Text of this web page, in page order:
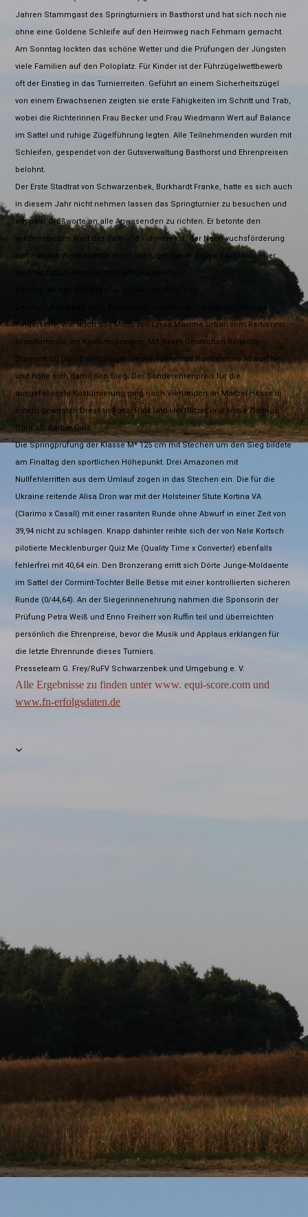
Jahren Stammgast des Springturniers in Basthorst und hat sich noch nie
ohne eine Goldene Schleife auf den Heimweg nach Fehmarn gemacht.
Am Sonntag lockten das schöne Wetter und die Prüfungen der Jüngsten
viele Familien auf den Poloplatz. Für Kinder ist der Führzügelwettbewerb
oft der Einstieg in das Turnierreiten. Geführt an einem Sicherheitszügel
von einem Erwachsenen zeigten sie erste Fähigkeiten im Schritt und Trab,
wobei die Richterinnen Frau Becker und Frau Wiedmann Wert auf Balance
im Sattel und ruhige Zügelführung legten. Alle Teilnehmenden wurden mit
Schleifen, gespendet von der Gutsverwaltung Basthorst und Ehrenpreisen
belohnt.
Der Erste Stadtrat von Schwarzenbek, Burkhardt Franke, hatte es sich auch
in diesem Jahr nicht nehmen lassen das Springturnier zu besuchen und
ein paar Grußworte an alle Anwesenden zu richten. Er betonte den
verdienstvollen Wert des Reit- und Fahrvereins, der Nachwuchsförderung
betreibt und Wettbewerbe organisiert, gerade in Zeiten nachlassender
Bereitschaft zu ehrenamtlichem Engagement.
Der Ausruf von Bob dem Baumeister, bekannt aus der gleichnamigen
Kinderserie, war auch das Motto von Lyssa Maxime Urban vom Reitverein
Granderheide, im Kostümspringen. Mit ihrem Deutschen Reitpony
Diamant CQ (von Dating) legte sie die schnellste Runde ohne Abwurf hin
und holte sich damit den Sieg. Der Sonderehrenpreis für die
ausgefallenste Kostümierung ging nach Vierlanden an Marcel Hesse in
einem gewagten Dress in Rosa, Pink und viel Glitzer und seine 7jährige
Dora als Barbie Girls.
Die Springprüfung der Klasse M* 125 cm mit Stechen um den Sieg bildete
am Finaltag den sportlichen Höhepunkt. Drei Amazonen mit
Nullfehlerritten aus dem Umlauf zogen in das Stechen ein. Die für die
Ukraine reitende Alisa Dron war mit der Holsteiner Stute Kortina VA
(Clarimo x Casall) mit einer rasanten Runde ohne Abwurf in einer Zeit von
39,94 nicht zu schlagen. Knapp dahinter reihte sich der von Nele Kortsch
pilotierte Mecklenburger Quiz Me (Quality Time x Converter) ebenfalls
fehlerfrei mit 40,64 ein. Den Bronzerang erritt sich Dörte Junge-Moldaente
im Sattel der Cormint-Tochter Belle Betise mit einer kontrollierten sicheren
Runde (0/44,64). An der Siegerinnenehrung nahmen die Sponsorin der
Prüfung Petra Weiß und Enno Freiherr von Ruffin teil und überreichten
persönlich die Ehrenpreise, bevor die Musik und Applaus erklangen für
die letzte Ehrenrunde dieses Turniers.
Presseteam G. Frey/RuFV Schwarzenbek und Umgebung e. V.
Alle Ergebnisse zu finden unter www. equi-score.com und
www.fn-erfolgsdaten.de